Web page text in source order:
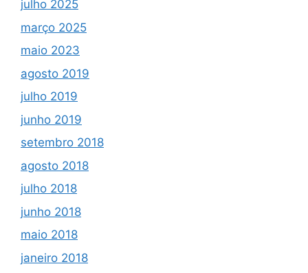
julho 2025
março 2025
maio 2023
agosto 2019
julho 2019
junho 2019
setembro 2018
agosto 2018
julho 2018
junho 2018
maio 2018
janeiro 2018